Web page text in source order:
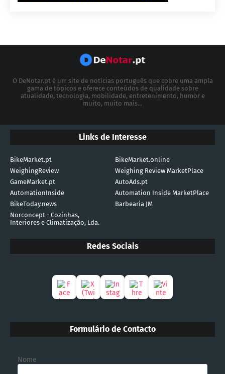
O DeNotar.pt é um site de notícias português que cobre uma ampla
gama de tópicos e oferece conteúdos de qualidade sobre
atualidade, tecnologia, mobilidade, entretenimento, humor e
muito, muito mais...
Links de Interesse
BikeMarket.pt
BikeMarket.online
WeighingReview
Weighing Review MarketPlace
GameMarket.pt
AutoAds.pt
AutomationInside
Automation Inside MarketPlace
BikeToday.news
Barbearia JM
Norconcept - Cozinhas,
Interiores e Climatização, Lda.
Redes Sociais
Formulário de Contacto
Nome